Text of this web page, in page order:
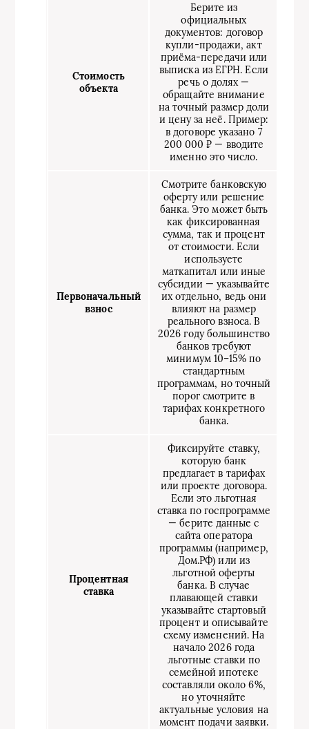
Стоимость
объекта
Берите из
официальных
документов: договор
купли‑продажи, акт
приёма‑передачи или
выписка из ЕГРН. Если
речь о долях —
обращайте внимание
на точный размер доли
и цену за неё. Пример:
в договоре указано 7
200 000 ₽ — вводите
именно это число.
Первоначальный
взнос
Смотрите банковскую
оферту или решение
банка. Это может быть
как фиксированная
сумма, так и процент
от стоимости. Если
используете
маткапитал или иные
субсидии — указывайте
их отдельно, ведь они
влияют на размер
реального взноса. В
2026 году большинство
банков требуют
минимум 10–15% по
стандартным
программам, но точный
порог смотрите в
тарифах конкретного
банка.
Процентная
ставка
Фиксируйте ставку,
которую банк
предлагает в тарифах
или проекте договора.
Если это льготная
ставка по госпрограмме
— берите данные с
сайта оператора
программы (например,
Дом.РФ) или из
льготной оферты
банка. В случае
плавающей ставки
указывайте стартовый
процент и описывайте
схему изменений. На
начало 2026 года
льготные ставки по
семейной ипотеке
составляли около 6%,
но уточняйте
актуальные условия на
момент подачи заявки.